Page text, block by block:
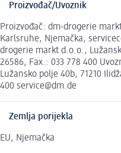
Proizvođač/Uvoznik
Proizvođač: dm-drogerie
Karlsruhe, Njemačka,
drogerie markt d.o.o.,
26586, Fax.: 033 778 400
Lužansko polje 40b, 71210
400 service@dm.de
Zemlja porijekla
EU, Njemačka